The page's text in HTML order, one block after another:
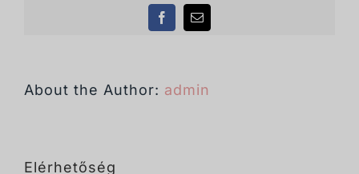
FacebookEmail:
About the Author: admin
Elérhetőség